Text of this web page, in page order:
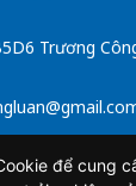
Trương
Thuận
báo chí điện tử
để cung